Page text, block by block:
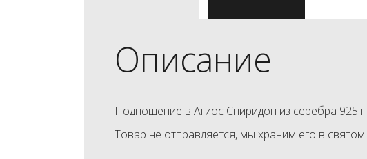
Описание
Подношение в Агиос Спиридон из серебра 925
Товар не отправляется, мы храним его в